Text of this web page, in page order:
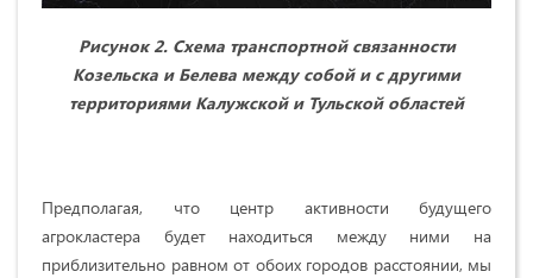
Рисунок 2. Схема транспортной связанности
Козельска и Белева между собой и с другими
территориями Калужской и Тульской областей
Предполагая, что центр активности будущего
агрокластера будет находиться между ними на
приблизительно равном от обоих городов расстоянии, мы